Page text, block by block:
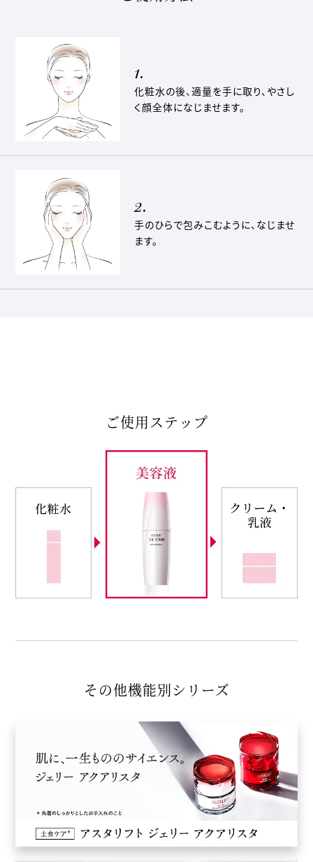
1.
化粧水の後、適量を手に取り、やさし
く顔全体になじませます。
2.
手のひらで包みこむように、なじませ
ます。
ご使用ステップ
その他機能別シリーズ